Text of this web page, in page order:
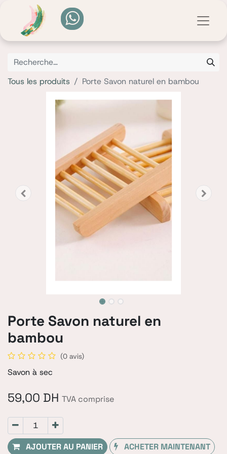
Tous les produits Porte Savon naturel en bambou
Porte Savon naturel en
bambou
(0 avis)
Savon à sec
59,00 DH TVA comprise
AJOUTER AU PANIER ACHETER MAINTENANT